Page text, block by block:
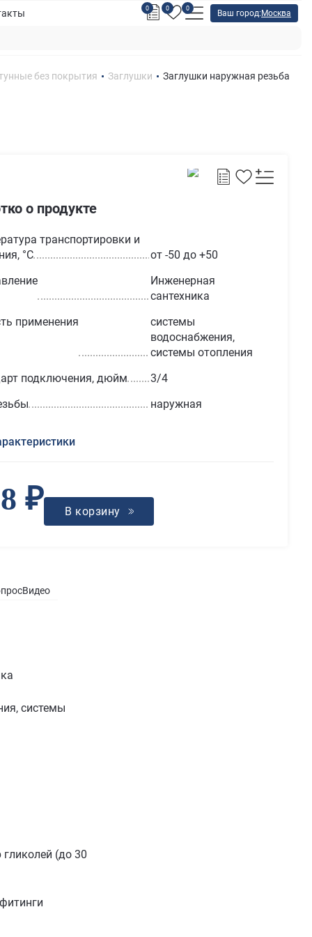
0 0 0
Ваш город: Москва
без покрытия Заглушки Заглушки наружная резьба
о продукте
транспортировки и
°С
от -50 до +50
Инженерная
сантехника
применения
системы
водоснабжения,
системы отопления
подключения, дюйм
3/4
наружная
₽ В корзину
Видео
системы
(до 30